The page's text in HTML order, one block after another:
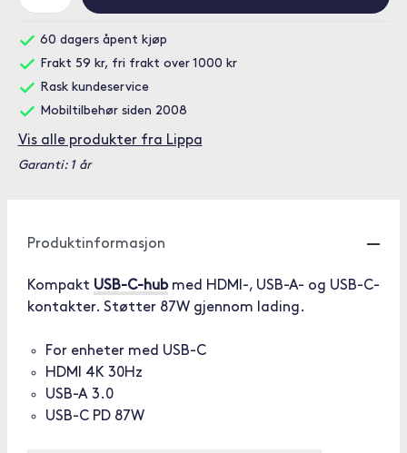
60 dagers åpent kjøp
Frakt 59 kr, fri frakt over 1000 kr
Rask kundeservice
Mobiltilbehør siden 2008
Vis alle produkter fra Lippa
Garanti: 1 år
Produktinformasjon
Kompakt USB-C-hubmed HDMI-, USB-A- og USB-C-
kontakter. Støtter 87W gjennom lading.
For enheter med USB-C
HDMI 4K 30Hz
USB-A 3.0
USB-C PD 87W